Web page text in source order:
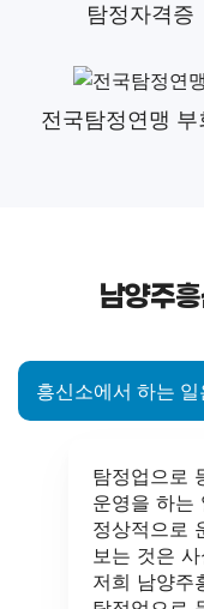
탐정자격증
전국탐정연맹 부
남양주
흥신소에서 하는
탐정업으로
운영을 하는
정상적으로
보는 것은
저희 남양주